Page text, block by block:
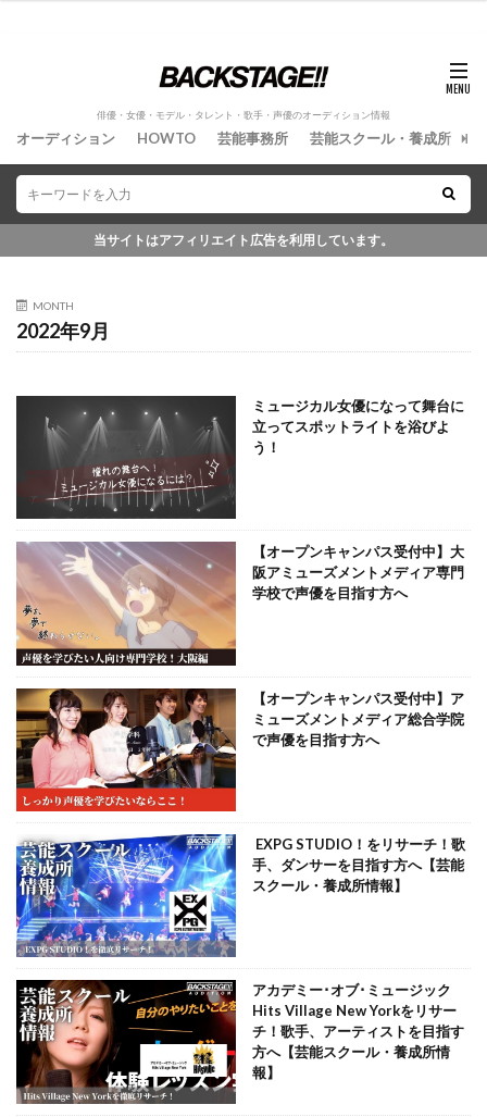
俳優・女優・モデル・タレント・歌手・声優のオーディション情報
オーディション HOWTO 芸能事務所 芸能スクール・養成所
当サイトはアフィリエイト広告を利用しています。
MONTH
2022年9月
ミュージカル女優になって舞台に
立ってスポットライトを浴びよ
う！
【オープンキャンパス受付中】大
阪アミューズメントメディア専門
学校で声優を目指す方へ
【オープンキャンパス受付中】ア
ミューズメントメディア総合学院
で声優を目指す方へ
EXPG STUDIO！をリサーチ！歌
手、ダンサーを目指す方へ【芸能
スクール・養成所情報】
アカデミー･オブ･ミュージック
Hits Village New Yorkをリサー
チ！歌手、アーティストを目指す
方へ【芸能スクール・養成所情
報】